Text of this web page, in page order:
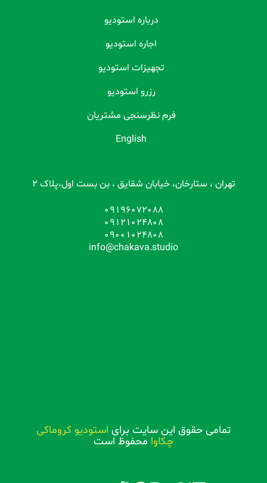
درباره استودیو
اجاره استودیو
تجهیزات استودیو
رزرو استودیو
فرم نظرسنجی مشتریان
English
تهران ، ستارخان، خیابان شقایق ، بن بست اول،پلاک 2
09196072088
09121024808
09001024808
info@chakava.studio
تمامی حقوق این سایت برای استودیو کروماکی
چکاوا محفوظ است